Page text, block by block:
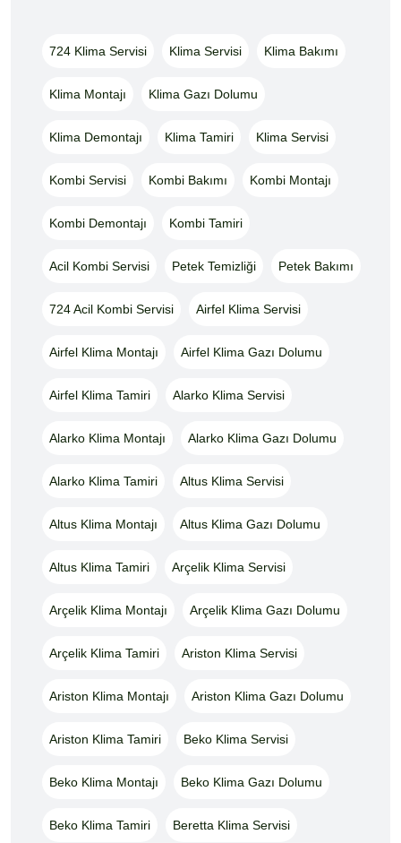
724 Klima Servisi Klima Servisi Klima Bakımı
Klima Montajı Klima Gazı Dolumu
Klima Demontajı Klima Tamiri Klima Servisi
Kombi Servisi Kombi Bakımı Kombi Montajı
Kombi Demontajı Kombi Tamiri
Acil Kombi Servisi Petek Temizliği Petek Bakımı
724 Acil Kombi Servisi Airfel Klima Servisi
Airfel Klima Montajı Airfel Klima Gazı Dolumu
Airfel Klima Tamiri Alarko Klima Servisi
Alarko Klima Montajı Alarko Klima Gazı Dolumu
Alarko Klima Tamiri Altus Klima Servisi
Altus Klima Montajı Altus Klima Gazı Dolumu
Altus Klima Tamiri Arçelik Klima Servisi
Arçelik Klima Montajı Arçelik Klima Gazı Dolumu
Arçelik Klima Tamiri Ariston Klima Servisi
Ariston Klima Montajı Ariston Klima Gazı Dolumu
Ariston Klima Tamiri Beko Klima Servisi
Beko Klima Montajı Beko Klima Gazı Dolumu
Beko Klima Tamiri Beretta Klima Servisi